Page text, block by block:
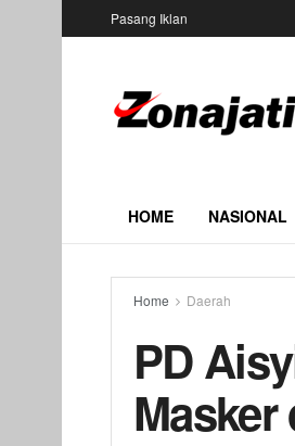
Pasang Iklan
HOME NASIONAL
Home Daerah
PD